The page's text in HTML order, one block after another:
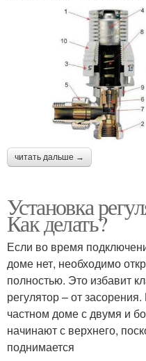
читать дальше →
Установка
Как делать?
Если во время
доме нет, необходимо
полностью. Это избавит
регулятор – от
частном доме с двумя и
начинают с верхнего,
поднимается